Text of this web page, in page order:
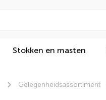
Stokken en masten
Gelegenheidsassortiment